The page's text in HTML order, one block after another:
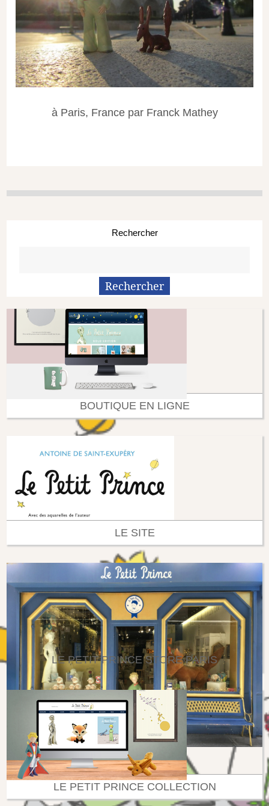
à Paris, France par Franck Mathey
Rechercher
BOUTIQUE EN LIGNE
LE SITE
LE PETIT PRINCE STORE PARIS
LE PETIT PRINCE COLLECTION